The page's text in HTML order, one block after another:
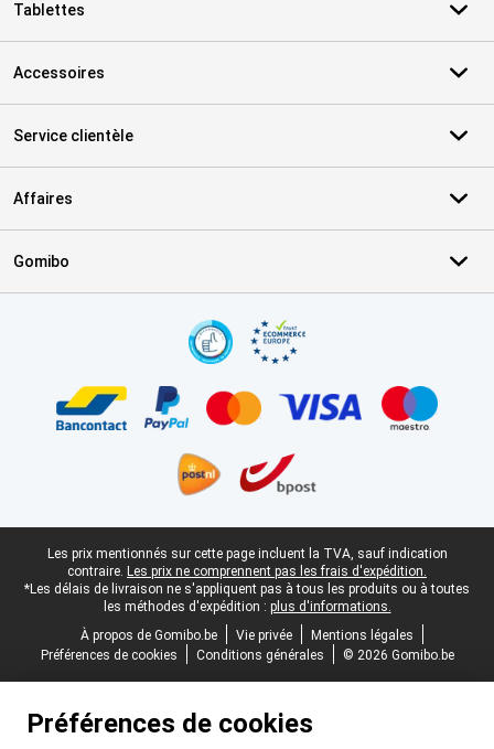
Tablettes
Accessoires
Service clientèle
Affaires
Gomibo
Pied-de-page légal
Les prix mentionnés sur cette page incluent la TVA, sauf indication
contraire. Les prix ne comprennent pas les frais d'expédition.
*Les délais de livraison ne s'appliquent pas à tous les produits ou à toutes
les méthodes d'expédition : plus d'informations.
À propos de Gomibo.be
Vie privée
Mentions légales
Préférences de cookies
Conditions générales © 2026 Gomibo.be
Préférences de cookies